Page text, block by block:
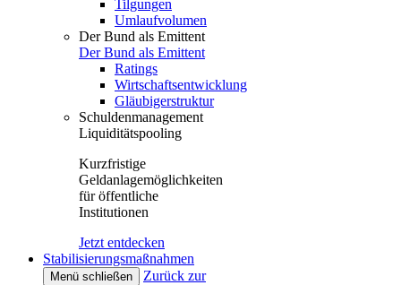
Tilgungen
Umlaufvolumen
Der Bund als Emittent
Der Bund als Emittent
Ratings
Wirtschaftsentwicklung
Gläubigerstruktur
Schuldenmanagement
Liquiditätspooling
Kurzfristige
Geldanlagemöglichkeiten
für öffentliche
Institutionen
Jetzt entdecken
Stabilisierungsmaßnahmen
Menü schließen
Zurück zur